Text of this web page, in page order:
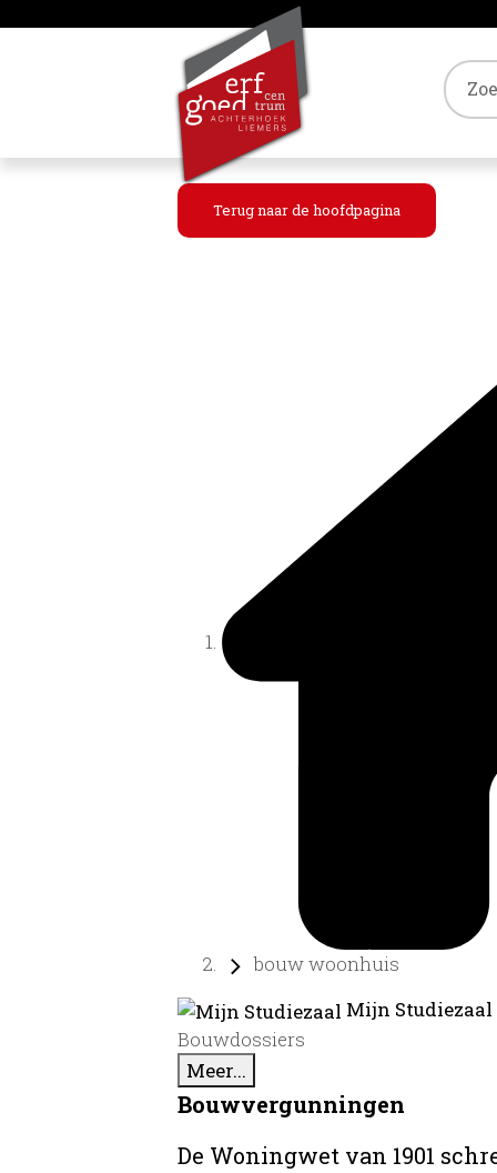
Terug naar de hoofdpagina
bouw woonhuis
Mijn
Bouwdossiers
Meer...
Bouwvergunningen
De Woningwet van 1901